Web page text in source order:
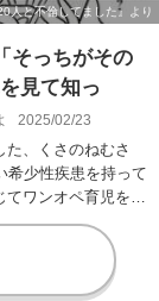
そっちがその
見て知っ
2025/02/23
、くさのねむさ
希少性疾患を持って
てワンオペ育児を続